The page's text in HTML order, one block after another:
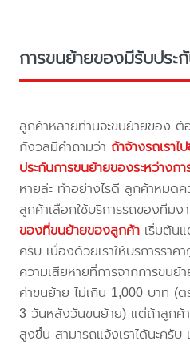
การขนย้ายของมีรับประ
ลูกค้าหลายท่านจะขนย้ายของ ต้
กังวลมีคำถามว่า ถ้าจ้างรถเรา
ประกันการขนย้ายของระหว่างก
หายล่ะ ทำอย่างไรดี ลูกค้าหมดค
ลูกค้าเลือกใช้บริการรถของทีมง
ของที่ขนย้ายของลูกค้า เริ่มต้น
ครับ เนื่องด้วยเราให้บริการราค
ความเสียหายที่การจากการขน
ค่าขนย้าย ไม่เกิน 1,000 บาท (ต
3 วันหลังวันขนย้าย) แต่ถ้าลูกค้
สูงขึ้น สามารถแจ้งเราได้นะครับ